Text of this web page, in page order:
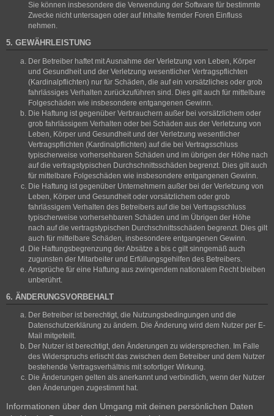
Sie können insbesondere die Verwendung der Software für bestimmte
Zwecke nicht untersagen oder auf Inhalte fremder Foren Einfluss
nehmen.
5. GEWÄHRLEISTUNG
Der Betreiber haftet mit Ausnahme der Verletzung von Leben, Körper
und Gesundheit und der Verletzung wesentlicher Vertragspflichten
(Kardinalpflichten) nur für Schäden, die auf ein vorsätzliches oder grob
fahrlässiges Verhalten zurückzuführen sind. Dies gilt auch für mittelbare
Folgeschäden wie insbesondere entgangenen Gewinn.
Die Haftung ist gegenüber Verbrauchern außer bei vorsätzlichem oder
grob fahrlässigem Verhalten oder bei Schäden aus der Verletzung von
Leben, Körper und Gesundheit und der Verletzung wesentlicher
Vertragspflichten (Kardinalpflichten) auf die bei Vertragsschluss
typischerweise vorhersehbaren Schäden und im übrigen der Höhe nach
auf die vertragstypischen Durchschnittsschäden begrenzt. Dies gilt auch
für mittelbare Folgeschäden wie insbesondere entgangenen Gewinn.
Die Haftung ist gegenüber Unternehmern außer bei der Verletzung von
Leben, Körper und Gesundheit oder vorsätzlichem oder grob
fahrlässigem Verhalten des Betreibers auf die bei Vertragsschluss
typischerweise vorhersehbaren Schäden und im Übrigen der Höhe
nach auf die vertragstypischen Durchschnittsschäden begrenzt. Dies gilt
auch für mittelbare Schäden, insbesondere entgangenen Gewinn.
Die Haftungsbegrenzung der Absätze a bis c gilt sinngemäß auch
zugunsten der Mitarbeiter und Erfüllungsgehilfen des Betreibers.
Ansprüche für eine Haftung aus zwingendem nationalem Recht bleiben
unberührt.
6. ÄNDERUNGSVORBEHALT
Der Betreiber ist berechtigt, die Nutzungsbedingungen und die
Datenschutzerklärung zu ändern. Die Änderung wird dem Nutzer per E-
Mail mitgeteilt.
Der Nutzer ist berechtigt, den Änderungen zu widersprechen. Im Falle
des Widerspruchs erlischt das zwischen dem Betreiber und dem Nutzer
bestehende Vertragsverhältnis mit sofortiger Wirkung.
Die Änderungen gelten als anerkannt und verbindlich, wenn der Nutzer
den Änderungen zugestimmt hat.
Informationen über den Umgang mit deinen persönlichen Daten